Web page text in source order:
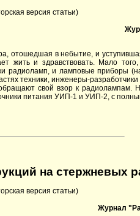
версия статьи)
отошедшая в небытие, и
жить и здравствовать. Мало
радиоламп, и ламповые приборы
техники, инженеры-
свой взор к радиолампам.
питания УИП-1 и УИП-2, с
на стержневых
версия статьи)
Журнал